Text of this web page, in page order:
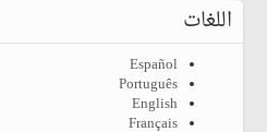
اللغات
Español
Português
English
Français